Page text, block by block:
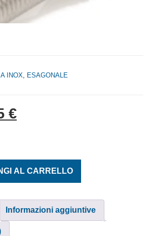
INOX, ESAGONALE
originale era:
€Il prezzo attuale è:
AL CARRELLO
Informazioni aggiuntive